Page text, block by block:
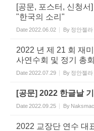
[공문, 포스터, 신청
"한국의 소리"
Date2022.06.02 By 정안젤라
2022 년 제 21 회 재
사연수회 및 정기 총회
Date2022.07.29 By 정안젤라
[공문] 2022 한글날
Date2022.09.25 By Naksmac
2022 교장단 연수 대